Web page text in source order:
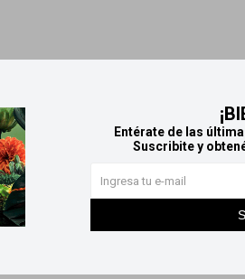
Entérate de las
Suscribite y